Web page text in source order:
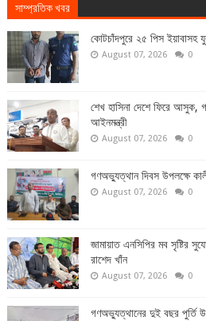
সাম্প্রতিক খবর
কোটচাঁদপুরে ২৫ পিস
August 07, 2026 0
শেখ হাসিনা দেশে ফিরে আসুক,
আইনমন্ত্রী
August 07, 2026 0
গণঅভ্যুত্থান দিবস উপলক্ষে
August 07, 2026 0
জামায়াত এনসিপির মব সৃষ্টির
রাশেদ খাঁন
August 07, 2026 0
গণঅভ্যুত্থানের দুই বছর পুর্তি